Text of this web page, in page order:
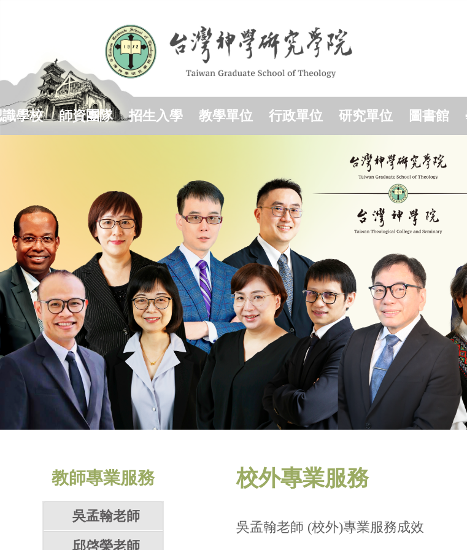
區
學校 師資團隊 招生入學 教學單位 行政單位 研究單位 圖書館
教師專業服務
吳孟翰老師
邱啓榮老師
校外專業服務
吳孟翰老師 (校外)專業服務成效